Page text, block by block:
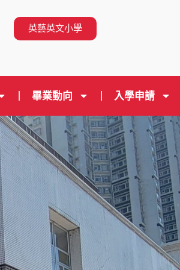
英藝英文小學
畢業動向 入學申請